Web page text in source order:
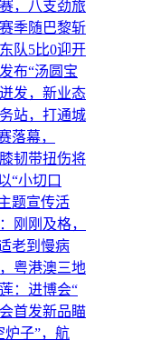
，八支劲旅
季随巴黎斩
队5比0迎开
布“汤圆宝
发，新业态
站，打通城
落幕，
韧带扭伤将
“小切口
题宣传活
刚刚及格，
老到慢病
粤港澳三地
：进博会“
首发新品瞄
炉子”，航